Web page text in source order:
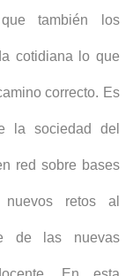
también los
cotidiana lo que
correcto. Es
la sociedad del
red sobre bases
nuevos retos al
de las nuevas